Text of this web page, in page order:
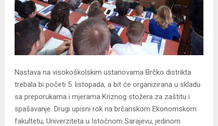
Nastava na visokoškolskim ustanovama Brčko distrikta
trebala bi početi 5. listopada, a bit će organizirana u skladu
sa preporukama i mjerama Kriznog stožera za zaštitu i
spašavanje. Drugi upisni rok na brčanskom Ekonomskom
fakultetu, Univerziteta u Istočnom Sarajevu, jedinom